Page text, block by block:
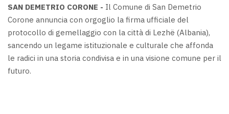
SAN DEMETRIO CORONE - Il Comune di San Demetrio
Corone annuncia con orgoglio la firma ufficiale del
protocollo di gemellaggio con la città di Lezhë (Albania),
sancendo un legame istituzionale e culturale che affonda
le radici in una storia condivisa e in una visione comune per il
futuro.